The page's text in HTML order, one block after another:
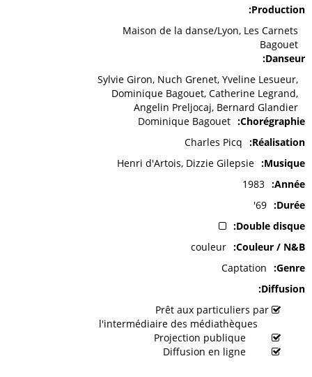
Production
Maison de la danse/Lyon, Les Carnets
Bagouet
Danseur
Sylvie Giron, Nuch Grenet, Yveline Lesueur,
Dominique Bagouet, Catherine Legrand,
Angelin Preljocaj, Bernard Glandier
Chorégraphie
Dominique Bagouet
Réalisation
Charles Picq
Musique
Henri d'Artois, Dizzie Gilepsie
Année
1983
Durée
69'
Double disque
Couleur / N&B
couleur
Genre
Captation
Diffusion
Prêt aux particuliers par
l'intermédiaire des médiathèques